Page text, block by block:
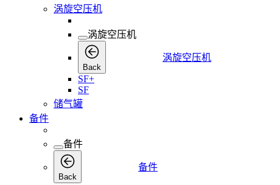
涡旋空压机
涡旋空压机
Back
涡旋空压机
SF+
SF
储气罐
备件
备件
Back
备件